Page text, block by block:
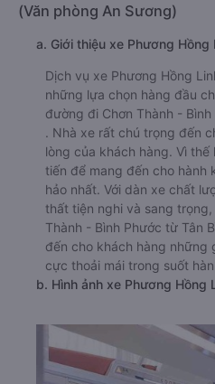
(Văn phòng An Sương)
a. Giới thiệu xe Phương Hồng
Dịch vụ xe Phương Hồng
những lựa chọn hàng đầu
đường đi Chơn Thành -
. Nhà xe rất chú trọng đến
lòng của khách hàng. Vì
tiến để mang đến cho hành
hảo nhất. Với dàn xe chất
thất tiện nghi và sang
Thành - Bình Phước từ Tân
đến cho khách hàng những
cực thoải mái trong suốt
b. Hình ảnh xe Phương Hồng